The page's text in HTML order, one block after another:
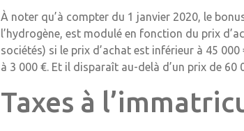
À noter qu’à compter du 1 janvier 2020, le
l’hydrogène, est modulé en fonction du prix
sociétés) si le prix d’achat est inférieur à 45
à 3 000 €. Et il disparaît au-delà d’un prix de 60
Taxes à